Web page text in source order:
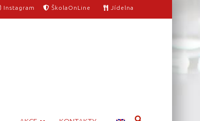
Instagram ŠkolaOnLine Jídelna